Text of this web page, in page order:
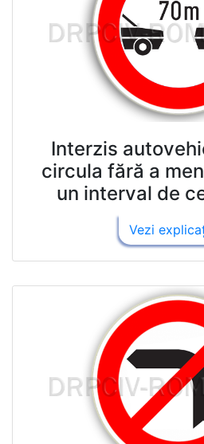
Interzis
circula fără a
un interval de
Vezi